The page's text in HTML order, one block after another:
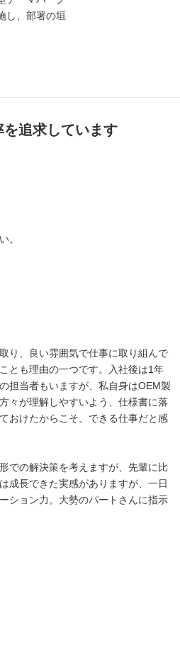
し、部署の垣
追求しています
。
り、良い雰囲気で仕事に取り組んで
とも理由の一つです。入社後は1年
担当者もいますが、私自身はOEM製
々が理解しやすいよう、仕様書に落
おけたからこそ、できる仕事だと感
での解決策を考えますが、先輩に比
成長できた実感がありますが、一日
ション力。大勢のパートさんに指示